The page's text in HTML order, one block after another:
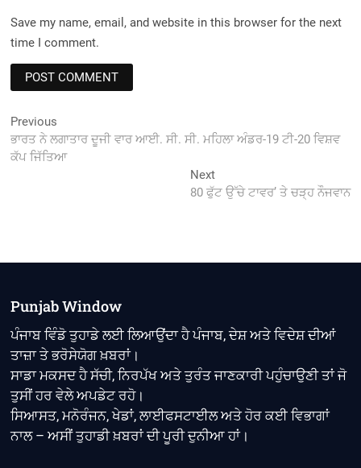
Save my name, email, and website in this browser for the next
time I comment.
Post
navigation
Previous
post:
ਭਾਰਤ ਨੇ ਲਗਾਤਾਰ ਦੂਜੀ ਵਾਰ ਆਈ. ਸੀ. ਸੀ. ਮਹਿਲਾ ਅੰਡਰ-19 ਟੀ-20 ਵਿਸ਼ਵ
ਕੱਪ ਜਿੱਤਿਆ
NextNext
post:
80 ਫੁੱਟ ਉੱਚੇ ਟਾਵਰ’ ਤੇ ਚੜ੍ਹ ਨੌਜਵਾਨ
Punjab Window
ਪੰਜਾਬ ਵਿੰਡੋ ਤੁਹਾਡੇ ਲਈ ਲਿਆਉਂਦਾ ਹੈ ਪੰਜਾਬ, ਦੇਸ਼ ਅਤੇ ਵਿਦੇਸ਼ ਦੀਆਂ
ਤਾਜ਼ਾ ਤੇ ਭਰੋਸੇਯੋਗ ਖ਼ਬਰਾਂ।
ਸਾਡਾ ਮਕਸਦ ਹੈ ਸੱਚੀ, ਨਿਰਪੱਖ ਅਤੇ ਤੁਰੰਤ ਜਾਣਕਾਰੀ ਪਹੁੰਚਾਉਣੀ ਤਾਂ ਜੋ
ਤੁਸੀਂ ਹਰ ਵੇਲੇ ਅਪਡੇਟ ਰਹੋ।
ਸਿਆਸਤ, ਮਨੋਰੰਜਨ, ਖੇਡਾਂ, ਲਾਈਫਸਟਾਈਲ ਅਤੇ ਹੋਰ ਕਈ ਵਿਭਾਗਾਂ
ਨਾਲ – ਅਸੀਂ ਤੁਹਾਡੀ ਖ਼ਬਰਾਂ ਦੀ ਪੂਰੀ ਦੁਨੀਆ ਹਾਂ।